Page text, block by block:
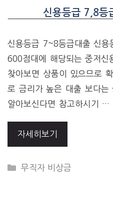
신용등급 7,8등
신용등급 7~8등급대출 신
600점대에 해당되는 중저신
찾아보면 상품이 있으므로
로 금리가 높은 대출 보다는
알아보신다면 참고하시기 …
자세히보기
CATEGORIES
무직자 비상금